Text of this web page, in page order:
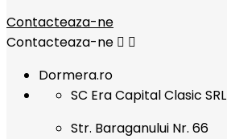
Contacteaza-ne
Contacteaza-ne  
Dormera.ro
SC Era Capital Clasic SRL
Str. Baraganului Nr. 66